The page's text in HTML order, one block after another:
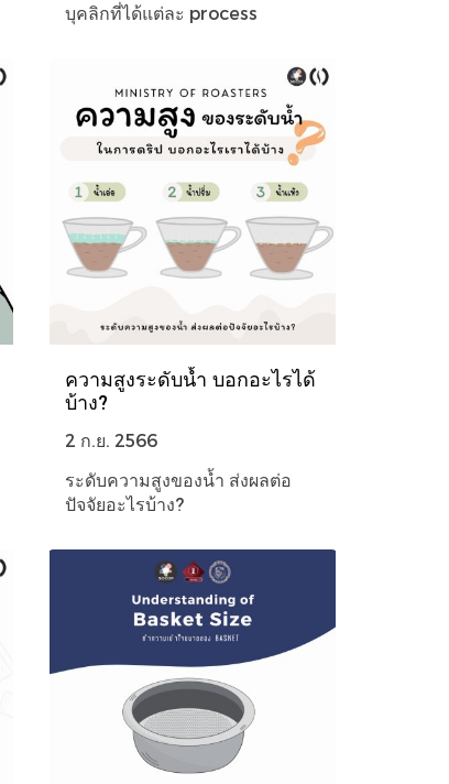
บุคลิกที่ได้แต่ละ process
ความสูงระดับน้ำ บอกอะไรได้
บ้าง?
2 ก.ย. 2566
ระดับความสูงของน้ำ ส่งผลต่อ
ปัจจัยอะไรบ้าง?